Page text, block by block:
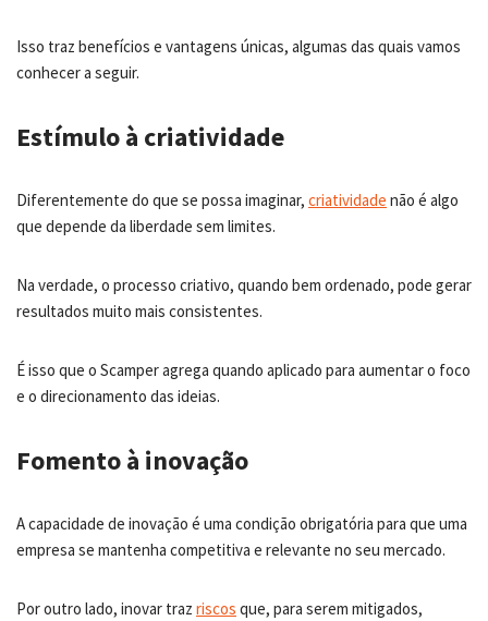
Isso traz benefícios e vantagens únicas, algumas das quais vamos
conhecer a seguir.
Estímulo à criatividade
Diferentemente do que se possa imaginar, criatividade não é algo
que depende da liberdade sem limites.
Na verdade, o processo criativo, quando bem ordenado, pode gerar
resultados muito mais consistentes.
É isso que o Scamper agrega quando aplicado para aumentar o foco
e o direcionamento das ideias.
Fomento à inovação
A capacidade de inovação é uma condição obrigatória para que uma
empresa se mantenha competitiva e relevante no seu mercado.
Por outro lado, inovar traz riscos que, para serem mitigados,